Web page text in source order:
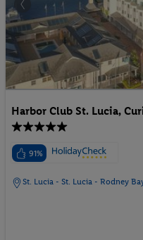
Harbor Club St. Lucia,
91%
St. Lucia - St. Lucia - Rodney